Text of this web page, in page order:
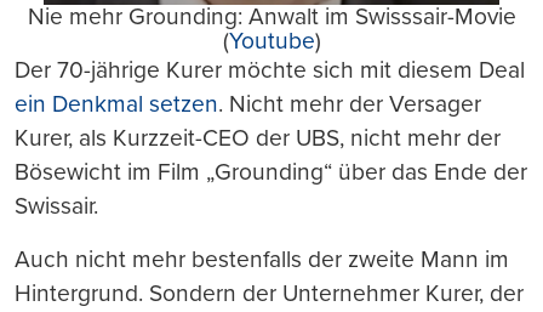
Nie mehr Grounding: Anwalt im Swisssair-Movie
(Youtube)
Der 70-jährige Kurer möchte sich mit diesem Deal
ein Denkmal setzen. Nicht mehr der Versager
Kurer, als Kurzzeit-CEO der UBS, nicht mehr der
Bösewicht im Film „Grounding“ über das Ende der
Swissair.
Auch nicht mehr bestenfalls der zweite Mann im
Hintergrund. Sondern der Unternehmer Kurer, der